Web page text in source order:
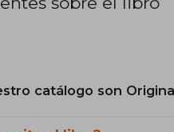
catálogo son